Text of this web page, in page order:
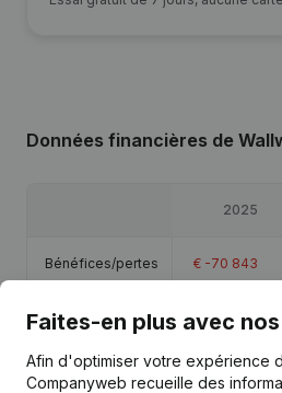
Données financières de
2025
Bénéfices/pertes € -70 843
Capitaux propres €-388 747
Marge brute €83 840
Faites-en plus avec
Afin d'optimiser votre expérience
Companyweb recueille des